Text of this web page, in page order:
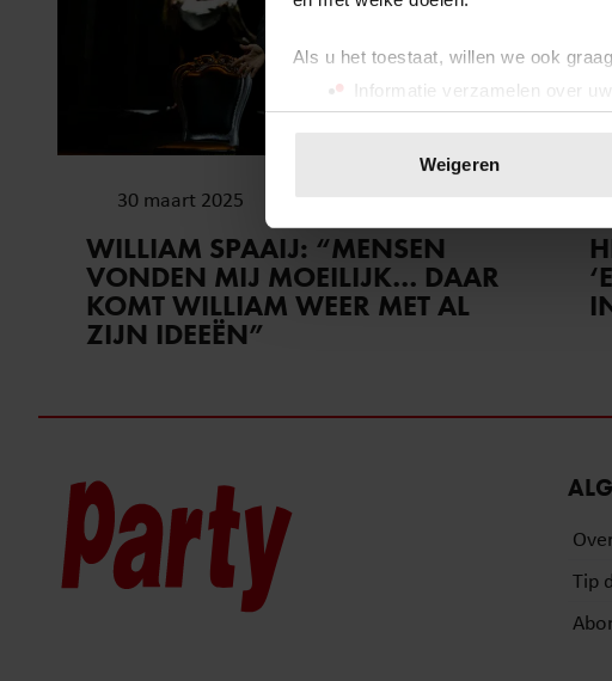
Als u het toestaat, willen we ook
Informatie verzamelen over
Uw apparaat identificeren
toestemming op elk moment
We gebruiken cookies om content en
websiteverkeer te analyseren. Ook
media, adverteren en analyse. Deze
Weigeren
30 maart 2025
WILLIAM SPAAIJ: “MENSEN
VONDEN MIJ MOEILIJK… DAAR
KOMT WILLIAM WEER MET AL
ZIJN IDEEËN”
Tip